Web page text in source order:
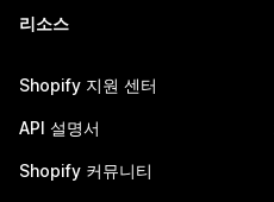
리소스
Shopify 지원 센터
API 설명서
Shopify 커뮤니티